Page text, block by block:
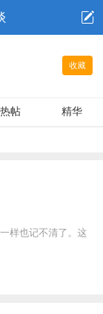
收藏
热帖 精华
样也记不清了。这